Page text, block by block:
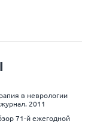
в неврологии
2011
71-й ежегодной